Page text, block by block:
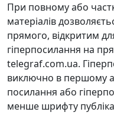
При повному або
матеріалів
прямого, відкритим
гіперпосилання на
telegraf.com.ua.
виключно в першому
посилання або
менше шрифту